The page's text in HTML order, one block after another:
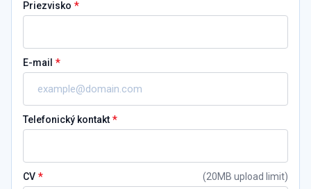
Priezvisko *
E-mail *
Telefonický kontakt *
CV * (20MB upload limit)